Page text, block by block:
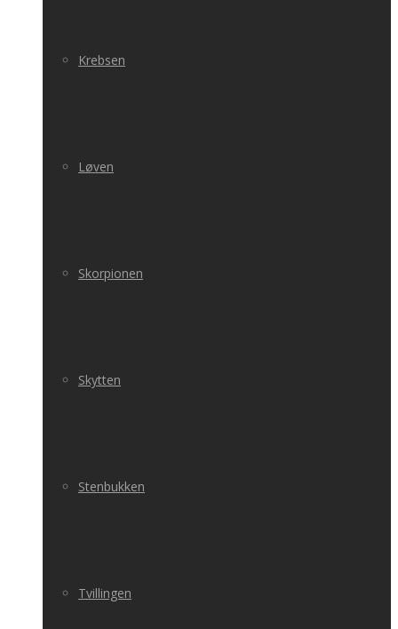
Krebsen
Løven
Skorpionen
Skytten
Stenbukken
Tvillingen